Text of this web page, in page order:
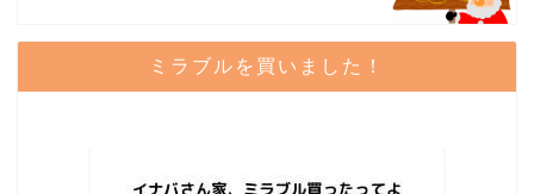
ミラブルを買いました！